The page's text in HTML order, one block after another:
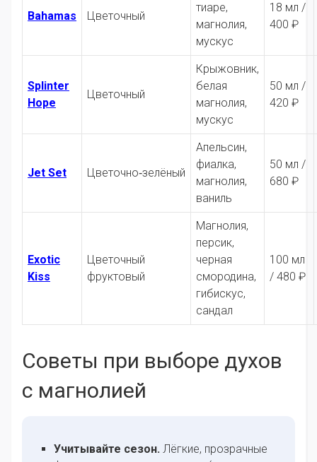
Bahamas Цветочный
тиаре,
магнолия,
мускус
18 мл /
400 ₽
Splinter
Hope
Цветочный
Крыжовник,
белая
магнолия,
мускус
50 мл /
420 ₽
Jet Set Цветочно‑зелёный
Апельсин,
фиалка,
магнолия,
ваниль
50 мл /
680 ₽
Exotic
Kiss
Цветочный
фруктовый
Магнолия,
персик,
черная
смородина,
гибискус,
сандал
100 мл
/ 480 ₽
Советы при выборе духов
с магнолией
Учитывайте сезон. Лёгкие, прозрачные